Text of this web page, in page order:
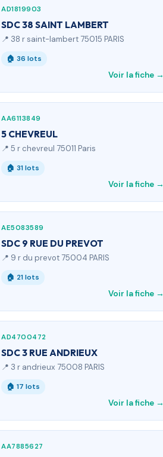
AD1819903
SDC 38 SAINT LAMBERT
📍 38 r saint-lambert 75015 PARIS
🏠 36 lots
Voir la fiche →
AA6113849
5 CHEVREUL
📍 5 r chevreul 75011 Paris
🏠 31 lots
Voir la fiche →
AE5083589
SDC 9 RUE DU PREVOT
📍 9 r du prevot 75004 PARIS
🏠 21 lots
Voir la fiche →
AD4700472
SDC 3 RUE ANDRIEUX
📍 3 r andrieux 75008 PARIS
🏠 17 lots
Voir la fiche →
AA7885627